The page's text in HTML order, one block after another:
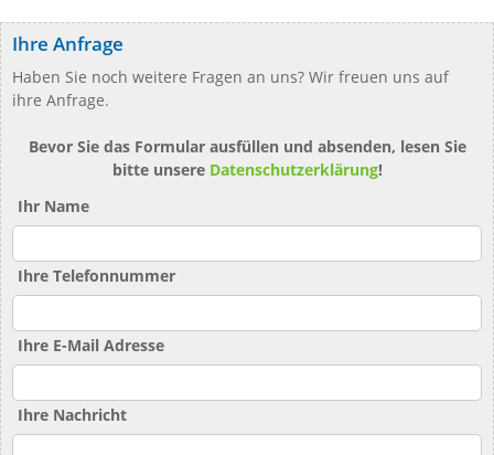
Ihre Anfrage
Haben Sie noch weitere Fragen an uns? Wir freuen uns auf
ihre Anfrage.
Bevor Sie das Formular ausfüllen und absenden, lesen Sie
bitte unsere Datenschutzerklärung!
Ihr Name
Ihre Telefonnummer
Ihre E-Mail Adresse
Ihre Nachricht